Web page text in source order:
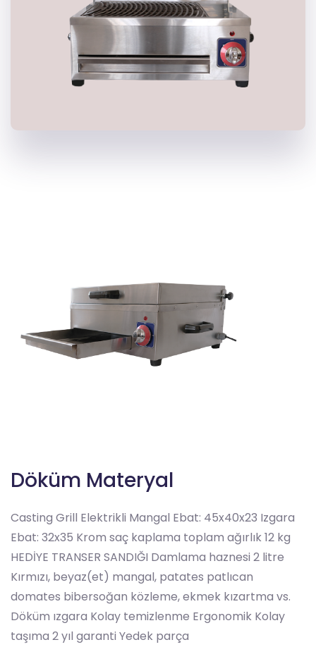
Döküm Materyal
Casting Grill Elektrikli Mangal Ebat: 45x40x23 Izgara
Ebat: 32x35 Krom saç kaplama toplam ağırlık 12 kg
HEDİYE TRANSER SANDIĞI Damlama haznesi 2 litre
Kırmızı, beyaz(et) mangal, patates patlıcan
domates bibersoğan közleme, ekmek kızartma vs.
Döküm ızgara Kolay temizlenme Ergonomik Kolay
taşıma 2 yıl garanti Yedek parça